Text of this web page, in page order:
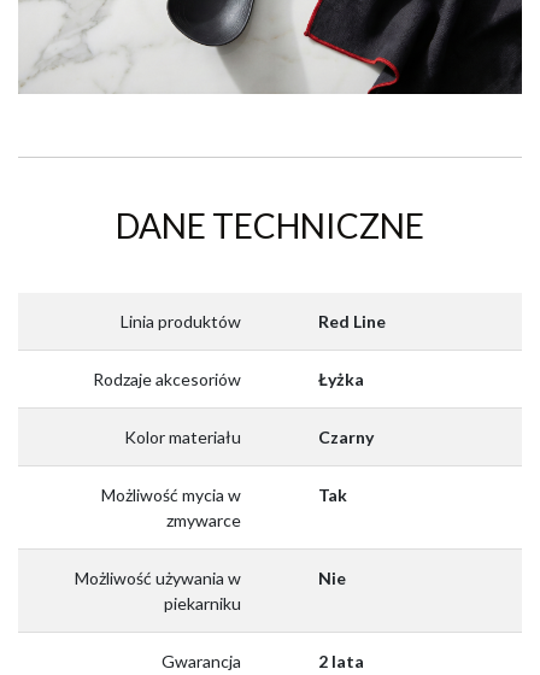
DANE TECHNICZNE
Linia produktów Red Line
Rodzaje akcesoriów Łyżka
Kolor materiału Czarny
Możliwość mycia w
zmywarce
Tak
Możliwość używania w
piekarniku
Nie
Gwarancja 2 lata